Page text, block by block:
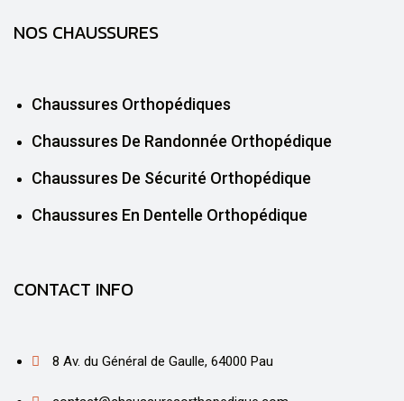
NOS CHAUSSURES
Chaussures Orthopédiques
Chaussures De Randonnée Orthopédique
Chaussures De Sécurité Orthopédique
Chaussures En Dentelle Orthopédique
CONTACT INFO
8 Av. du Général de Gaulle, 64000 Pau